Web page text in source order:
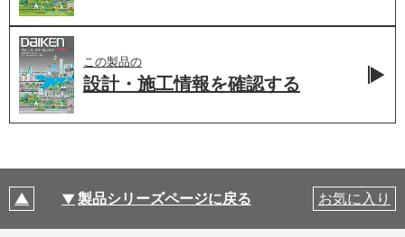
この製品の
設計・施工情報を確認する
製品シリーズページに戻る お気に入り